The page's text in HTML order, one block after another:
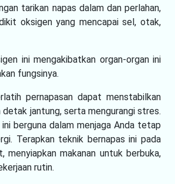
tarikan napas dalam dan perlahan,
oksigen yang mencapai sel, otak,
ini mengakibatkan organ-organ ini
fungsinya.
pernapasan dapat menstabilkan
detak jantung, serta mengurangi stres.
berguna dalam menjaga Anda tetap
Terapkan teknik bernapas ini pada
menyiapkan makanan untuk berbuka,
rutin.